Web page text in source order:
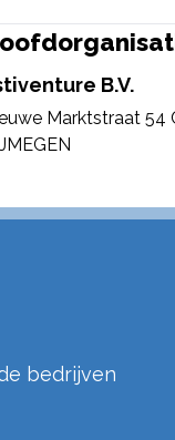
B.V.
Marktstraat 54
bedrijven